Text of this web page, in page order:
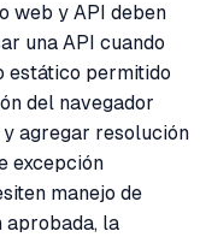
web y API deben
una API cuando
estático permitido
del navegador
agregar resolución
excepción
manejo de
aprobada, la